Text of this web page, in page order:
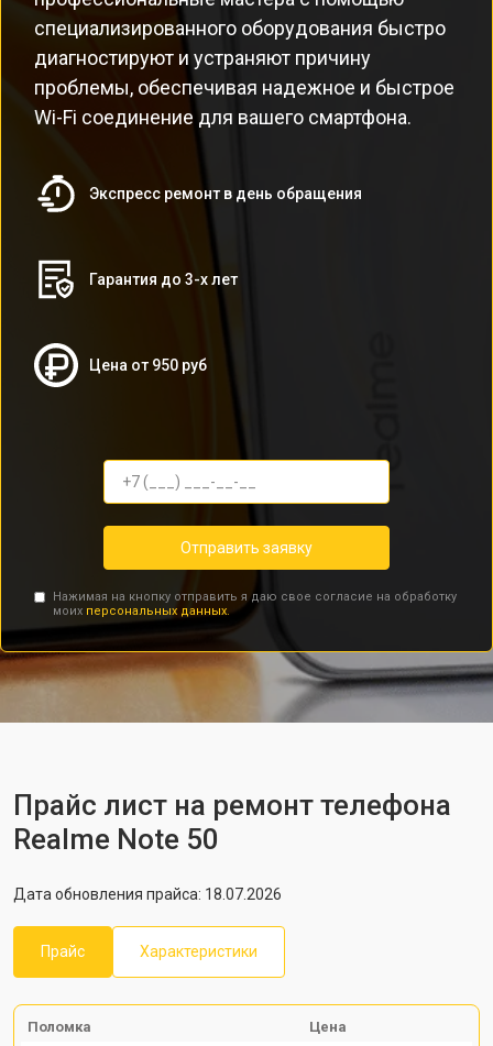
специализированного оборудования быстро
диагностируют и устраняют причину
проблемы, обеспечивая надежное и быстрое
Wi-Fi соединение для вашего смартфона.
Экспресс ремонт в день обращения
Гарантия до 3-х лет
Цена от 950 руб
Отправить заявку
Нажимая на кнопку отправить я даю свое согласие на обработку
моих персональных данных.
Прайс лист на ремонт телефона
Realme Note 50
Дата обновления прайса: 18.07.2026
Прайс Характеристики
Поломка Цена